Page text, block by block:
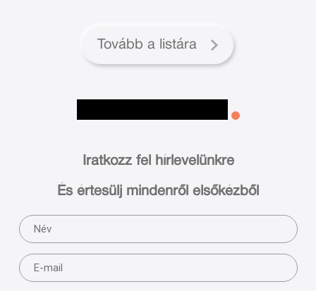
Tovább a listára
Iratkozz fel hírlevelünkre
És értesülj mindenről elsőkézből